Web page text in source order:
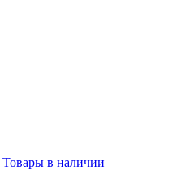
Товары в наличии